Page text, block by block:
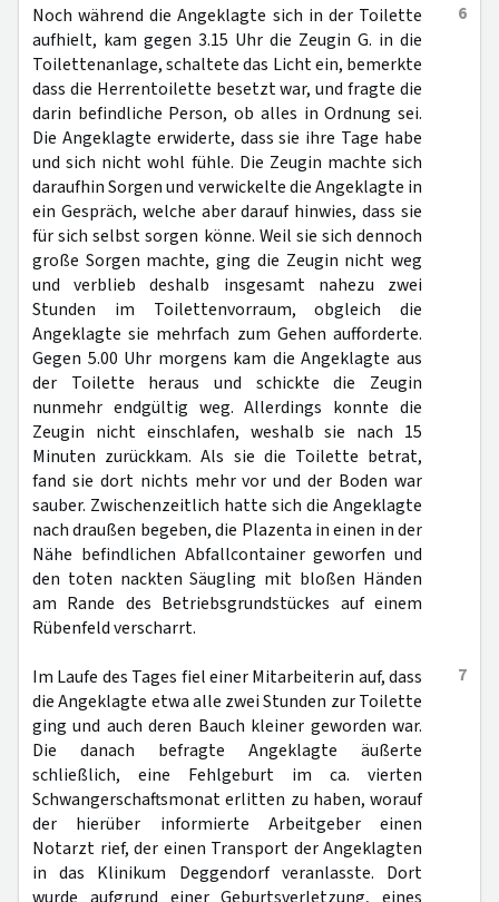
6
Noch während die Angeklagte sich in der Toilette
aufhielt, kam gegen 3.15 Uhr die Zeugin G. in die
Toilettenanlage, schaltete das Licht ein, bemerkte
dass die Herrentoilette besetzt war, und fragte die
darin befindliche Person, ob alles in Ordnung sei.
Die Angeklagte erwiderte, dass sie ihre Tage habe
und sich nicht wohl fühle. Die Zeugin machte sich
daraufhin Sorgen und verwickelte die Angeklagte in
ein Gespräch, welche aber darauf hinwies, dass sie
für sich selbst sorgen könne. Weil sie sich dennoch
große Sorgen machte, ging die Zeugin nicht weg
und verblieb deshalb insgesamt nahezu zwei
Stunden im Toilettenvorraum, obgleich die
Angeklagte sie mehrfach zum Gehen aufforderte.
Gegen 5.00 Uhr morgens kam die Angeklagte aus
der Toilette heraus und schickte die Zeugin
nunmehr endgültig weg. Allerdings konnte die
Zeugin nicht einschlafen, weshalb sie nach 15
Minuten zurückkam. Als sie die Toilette betrat,
fand sie dort nichts mehr vor und der Boden war
sauber. Zwischenzeitlich hatte sich die Angeklagte
nach draußen begeben, die Plazenta in einen in der
Nähe befindlichen Abfallcontainer geworfen und
den toten nackten Säugling mit bloßen Händen
am Rande des Betriebsgrundstückes auf einem
Rübenfeld verscharrt.
7
Im Laufe des Tages fiel einer Mitarbeiterin auf, dass
die Angeklagte etwa alle zwei Stunden zur Toilette
ging und auch deren Bauch kleiner geworden war.
Die danach befragte Angeklagte äußerte
schließlich, eine Fehlgeburt im ca. vierten
Schwangerschaftsmonat erlitten zu haben, worauf
der hierüber informierte Arbeitgeber einen
Notarzt rief, der einen Transport der Angeklagten
in das Klinikum Deggendorf veranlasste. Dort